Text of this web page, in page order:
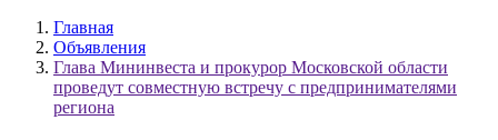
Главная
Объявления
Глава Мининвеста и прокурор Московской области
проведут совместную встречу с предпринимателями
региона